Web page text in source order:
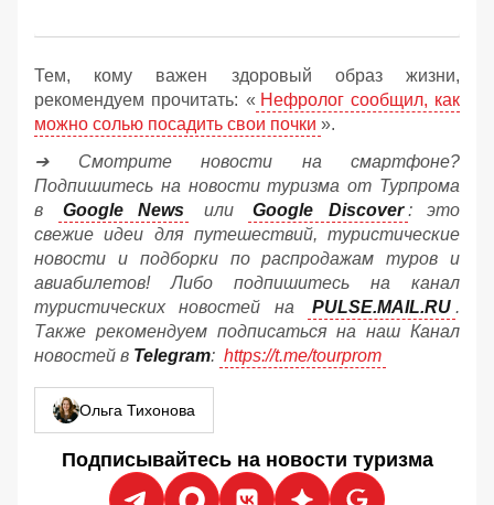
Тем, кому важен здоровый образ жизни,
рекомендуем прочитать: « Нефролог сообщил, как
можно солью посадить свои почки ».
➔ Смотрите новости на смартфоне?
Подпишитесь на новости туризма от Турпрома
в
Google News или Google Discover : это
свежие идеи для путешествий, туристические
новости и подборки по распродажам туров и
авиабилетов! Либо подпишитесь на канал
туристических новостей на
PULSE.MAIL.RU .
Также рекомендуем подписаться на наш Канал
новостей в Telegram: https://t.me/tourprom
Ольга Тихонова
Подписывайтесь на новости туризма